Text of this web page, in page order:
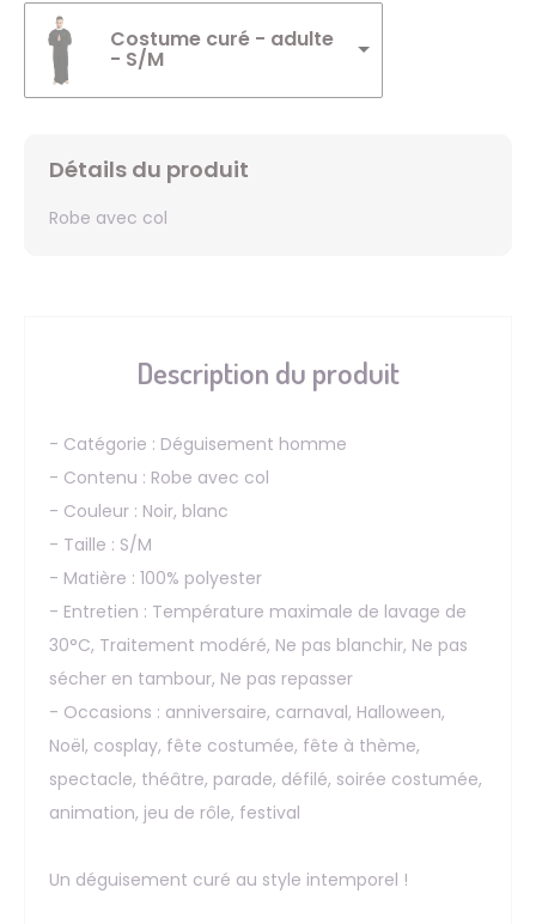
Costume curé - adulte
- S/M
Détails du produit
Robe avec col
Description du produit
- Catégorie : Déguisement homme
- Contenu : Robe avec col
- Couleur : Noir, blanc
- Taille : S/M
- Matière : 100% polyester
- Entretien : Température maximale de lavage de
30°C, Traitement modéré, Ne pas blanchir, Ne pas
sécher en tambour, Ne pas repasser
- Occasions : anniversaire, carnaval, Halloween,
Noël, cosplay, fête costumée, fête à thème,
spectacle, théâtre, parade, défilé, soirée costumée,
animation, jeu de rôle, festival
Un déguisement curé au style intemporel !